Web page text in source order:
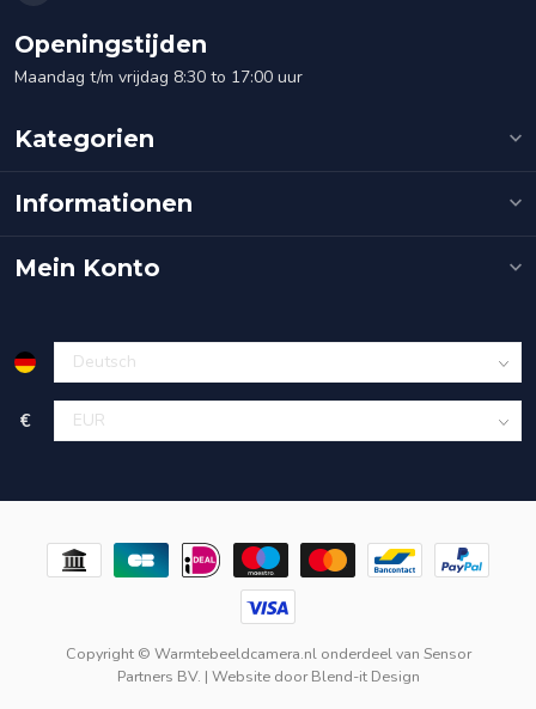
Openingstijden
Maandag t/m vrijdag 8:30 to 17:00 uur
Kategorien
Informationen
Mein Konto
€
Copyright © Warmtebeeldcamera.nl onderdeel van Sensor
Partners BV. | Website doorBlend-it Design